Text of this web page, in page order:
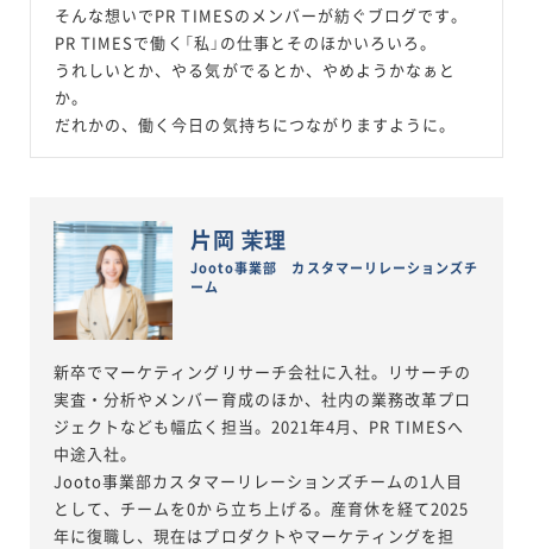
そんな想いでPR TIMESのメンバーが紡ぐブログです。
PR TIMESで働く「私」の仕事とそのほかいろいろ。
うれしいとか、やる気がでるとか、やめようかなぁと
か。
だれかの、働く今日の気持ちにつながりますように。
片岡 茉理
Jooto事業部 カスタマーリレーションズチ
ーム
新卒でマーケティングリサーチ会社に入社。リサーチの
実査・分析やメンバー育成のほか、社内の業務改革プロ
ジェクトなども幅広く担当。2021年4月、PR TIMESへ
中途入社。
Jooto事業部カスタマーリレーションズチームの1人目
として、チームを0から立ち上げる。産育休を経て2025
年に復職し、現在はプロダクトやマーケティングを担